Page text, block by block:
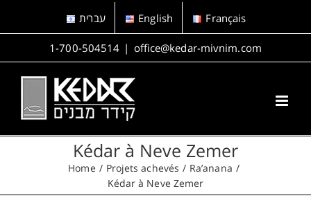
עברית English Français
1-700-504514 | office@kedar-mivnim.com
Kédar à Neve Zemer
Home Projets achevés
Ra’anana
Kédar à Neve Zemer